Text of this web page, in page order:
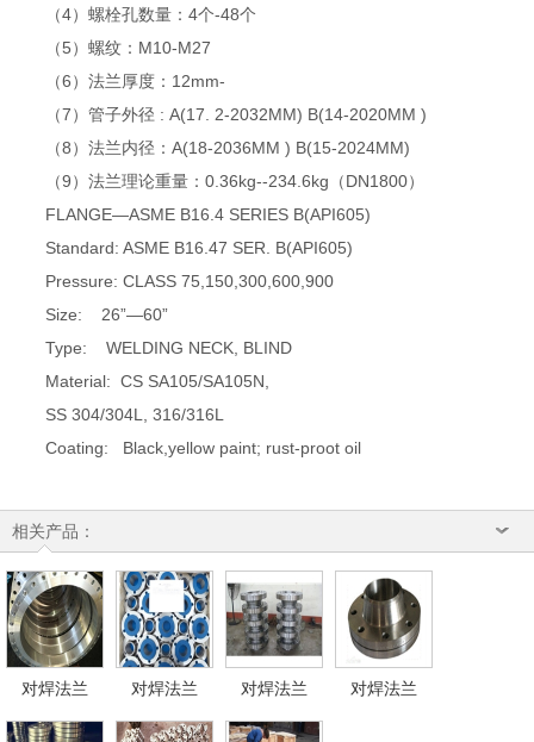
（4）螺栓孔数量：4个-48个
（5）螺纹：M10-M27
（6）法兰厚度：12mm-
（7）管子外径 : A(17. 2-2032MM) B(14-2020MM )
（8）法兰内径：A(18-2036MM ) B(15-2024MM)
（9）法兰理论重量：0.36kg--234.6kg（DN1800）
FLANGE—ASME B16.4 SERIES B(API605)
Standard: ASME B16.47 SER. B(API605)
Pressure: CLASS 75,150,300,600,900
Size: 26”—60”
Type: WELDING NECK, BLIND
Material: CS SA105/SA105N,
SS 304/304L, 316/316L
Coating: Black,yellow paint; rust-proot oil
相关产品：
对焊法兰 对焊法兰 对焊法兰 对焊法兰